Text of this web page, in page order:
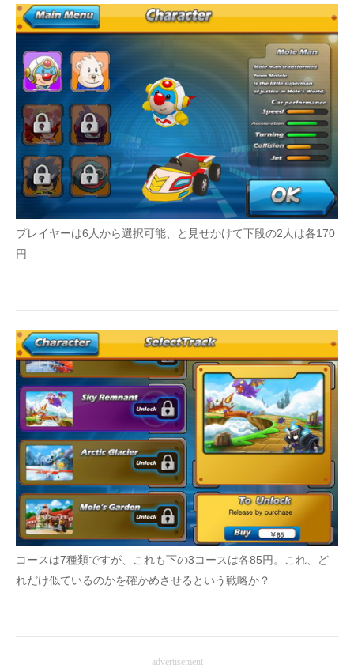
プレイヤーは6人から選択可能、と見せかけて下段の2人は各170
円
コースは7種類ですが、これも下の3コースは各85円。これ、ど
れだけ似ているのかを確かめさせるという戦略か？
advertisement